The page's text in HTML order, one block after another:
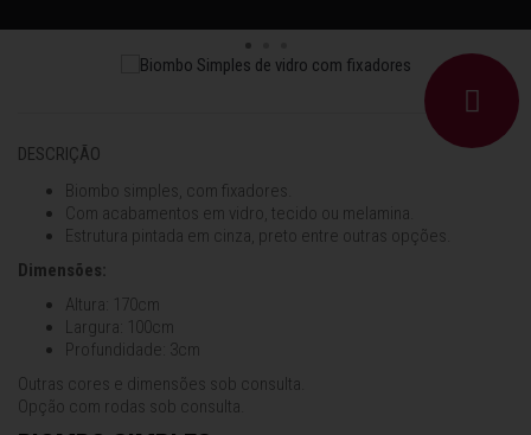
DESCRIÇÃO
Biombo simples, com fixadores.
Com acabamentos em vidro, tecido ou melamina.
Estrutura pintada em cinza, preto entre outras opções.
Dimensões:
Altura: 170cm
Largura: 100cm
Profundidade: 3cm
Outras cores e dimensões sob consulta.
Opção com rodas sob consulta.